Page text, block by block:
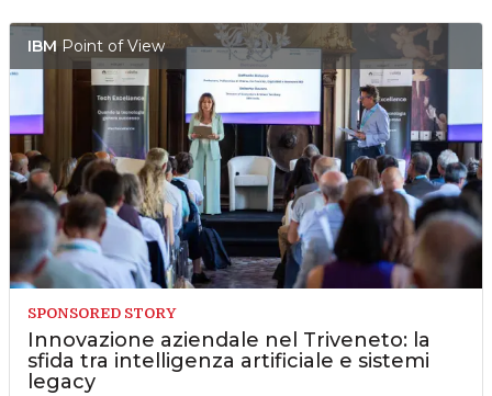
IBMPoint of View
SPONSORED STORY
Innovazione aziendale nel Triveneto: la
sfida tra intelligenza artificiale e sistemi
legacy